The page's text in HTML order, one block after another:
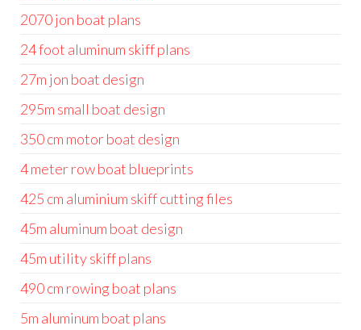
2070 jon boat plans
24 foot aluminum skiff plans
27m jon boat design
295m small boat design
350 cm motor boat design
4 meter row boat blueprints
425 cm aluminium skiff cutting files
45m aluminum boat design
45m utility skiff plans
490 cm rowing boat plans
5m aluminum boat plans